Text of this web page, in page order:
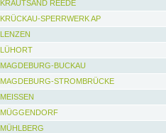
KRAUTSAND REEDE
KRÜCKAU-SPERRWERK AP
LENZEN
LÜHORT
MAGDEBURG-BUCKAU
MAGDEBURG-STROMBRÜCKE
MEISSEN
MÜGGENDORF
MÜHLBERG